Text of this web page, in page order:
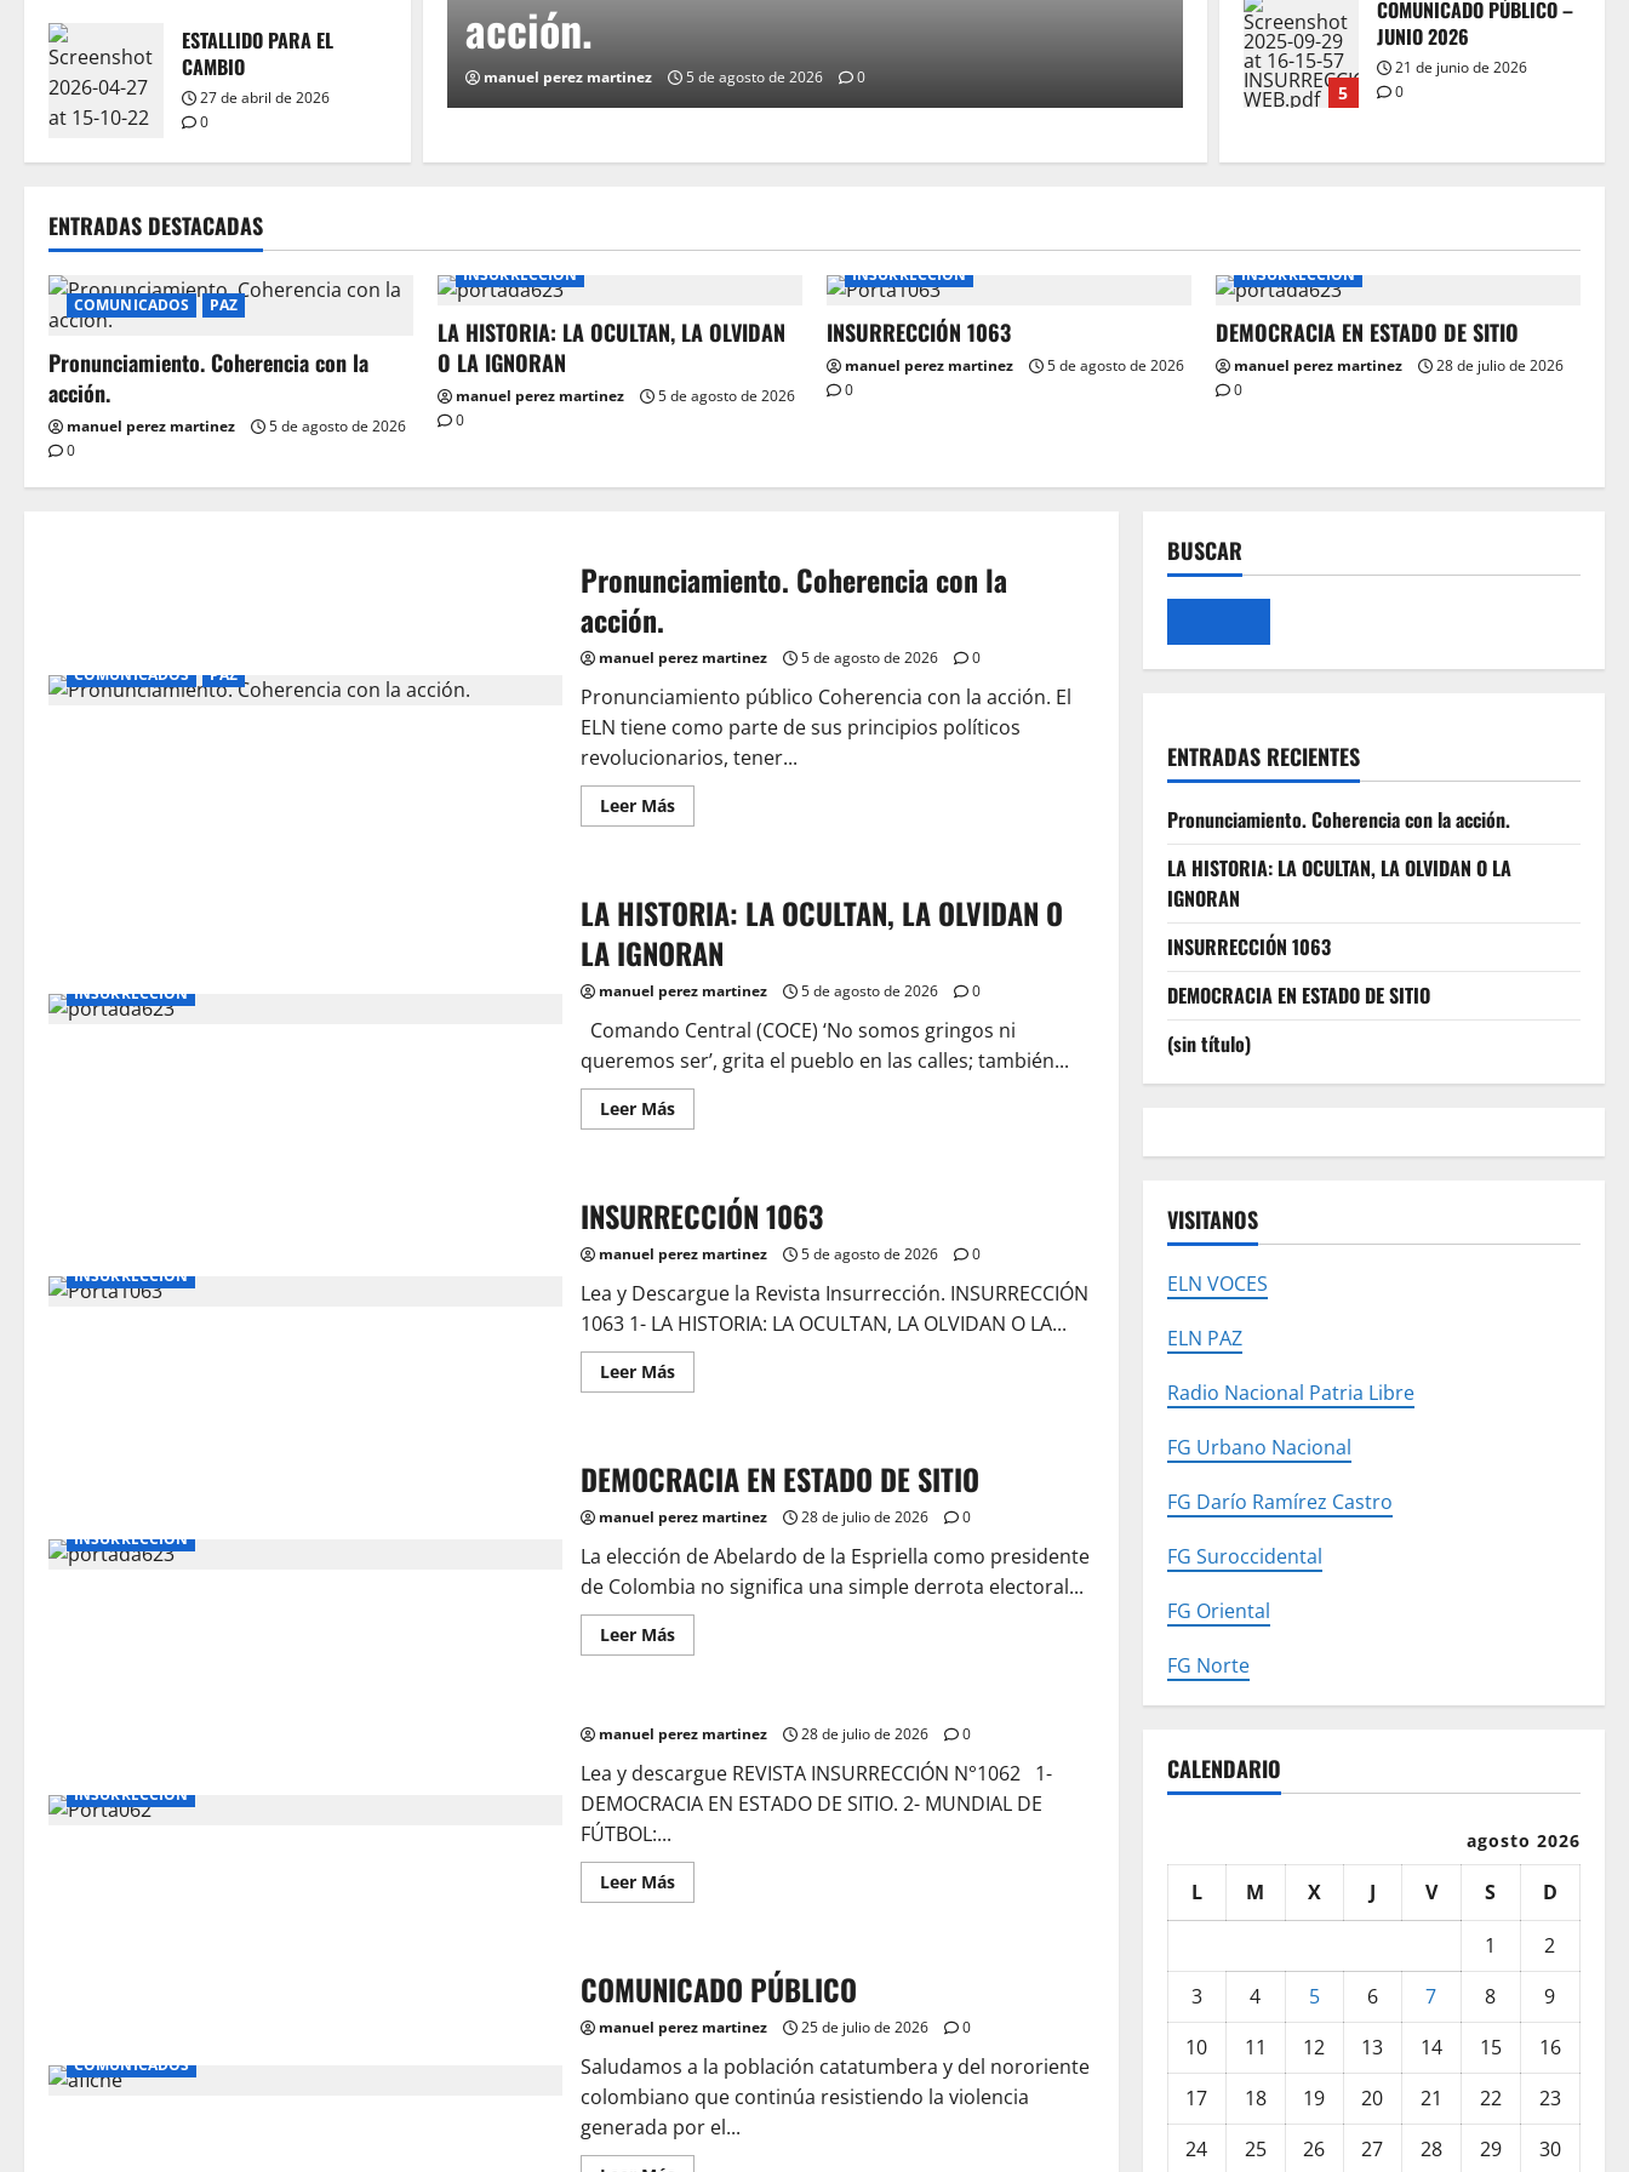
ESTALLIDO PARA EL
CAMBIO
27 de abril de 2026
0
acción.
manuel perez martinez 0
O LA IGNORAN
manuel perez martinez
5
COMUNICADO PÚBLICO –
JUNIO 2026
21 de junio de 2026
0
2
25 de julio de 2026
17 de julio de 2026 0
5
0
ENTRADAS DESTACADAS
COMUNICADOS PAZ
Pronunciamiento. Coherencia con la
acción.
manuel perez martinez
5 de agosto de 2026
0
INSURRECCIÓN
LA HISTORIA: LA OCULTAN, LA OLVIDAN
O LA IGNORAN
manuel perez martinez
5 de agosto de 2026
0
INSURRECCIÓN
INSURRECCIÓN 1063
manuel perez martinez
5 de agosto de 2026
0
INSURRECCIÓN
DEMOCRACIA EN ESTADO DE SITIO
manuel perez martinez
28 de julio de 2026
0
COMUNICADOS PAZ
Pronunciamiento. Coherencia con la
acción.
manuel perez martinez 5 de agosto de 2026 0
Pronunciamiento público Coherencia con la acción. El
ELN tiene como parte de sus principios políticos
revolucionarios, tener...
Leer MásLeer
más
con
la
acción.
INSURRECCIÓN
LA HISTORIA: LA OCULTAN, LA OLVIDAN O
LA IGNORAN
manuel perez martinez 5 de agosto de 2026 0
Comando Central (COCE) ‘No somos gringos ni
queremos ser’, grita el pueblo en las calles; también...
Leer MásLeer
más
HISTORIA:
LA
OCULTAN,
OLVIDAN
LA
IGNORAN
INSURRECCIÓN
INSURRECCIÓN 1063
manuel perez martinez 5 de agosto de 2026 0
Lea y Descargue la Revista Insurrección. INSURRECCIÓN
1063 1- LA HISTORIA: LA OCULTAN, LA OLVIDAN O LA...
Leer MásLeer
más
INSURRECCIÓN
DEMOCRACIA EN ESTADO DE SITIO
manuel perez martinez 28 de julio de 2026 0
La elección de Abelardo de la Espriella como presidente
de Colombia no significa una simple derrota electoral...
Leer MásLeer
más
ESTADO
SITIO
INSURRECCIÓN
manuel perez martinez 28 de julio de 2026 0
Lea y descargue REVISTA INSURRECCIÓN N°1062 1-
DEMOCRACIA EN ESTADO DE SITIO. 2- MUNDIAL DE
FÚTBOL:...
Leer MásLeer
más
COMUNICADOS
COMUNICADO PÚBLICO
manuel perez martinez 25 de julio de 2026 0
Saludamos a la población catatumbera y del nororiente
colombiano que continúa resistiendo la violencia
generada por el...
BUSCAR
ENTRADAS RECIENTES
Pronunciamiento. Coherencia con la acción.
LA HISTORIA: LA OCULTAN, LA OLVIDAN O LA
IGNORAN
INSURRECCIÓN 1063
DEMOCRACIA EN ESTADO DE SITIO
(sin título)
VISITANOS
ELN VOCES
ELN PAZ
Radio Nacional Patria Libre
FG Urbano Nacional
FG Darío Ramírez Castro
FG Suroccidental
FG Oriental
FG Norte
CALENDARIO
agosto 2026
L M X J V S
D
1
2
3
4 5 6 7 8
9
10
11 12 13 14 15
16
17
18 19 20 21 22
23
24
25 26 27 28 29
30